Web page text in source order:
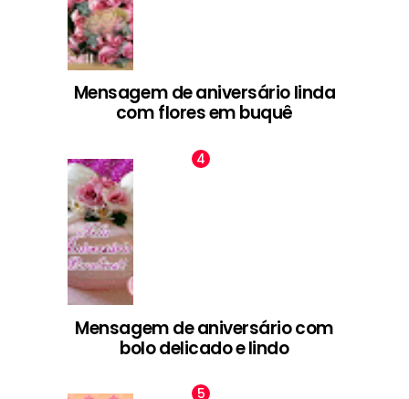
Mensagem de aniversário linda
com flores em buquê
Mensagem de aniversário com
bolo delicado e lindo